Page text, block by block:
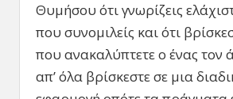
Θυμήσου ότι γνωρίζεις
που συνομιλείς και ότι
που ανακαλύπτετε ο ένας τον
απ’ όλα βρίσκεστε σε μια